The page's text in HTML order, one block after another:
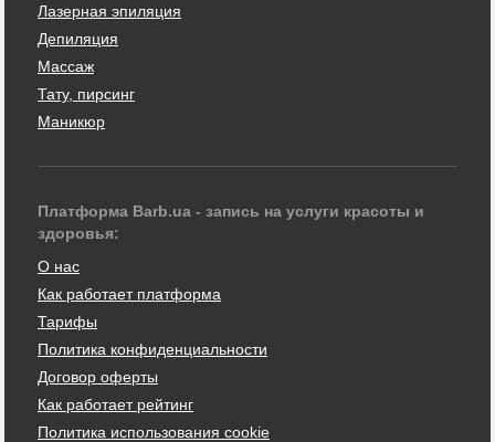
Лазерная эпиляция
Депиляция
Массаж
Тату, пирсинг
Маникюр
Платформа Barb.ua - запись на услуги красоты и
здоровья:
О нас
Как работает платформа
Тарифы
Политика конфиденциальности
Договор оферты
Как работает рейтинг
Политика использования cookie